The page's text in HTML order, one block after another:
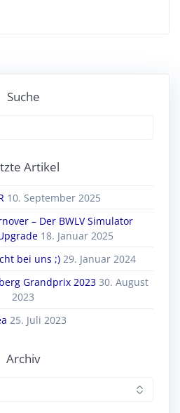
Suche
Artikel
10. September 2025
– Der BWLV Simulator
18. Januar 2025
bei uns ;) 29. Januar 2024
Grandprix 2023 30. August
2023
25. Juli 2023
Archiv